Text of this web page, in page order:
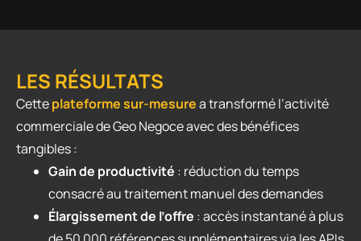
LES RÉSULTATS
Cetteplateforme sur-mesurea transformé l’activité
commerciale de Geo Negoce avec des bénéfices
tangibles :
Gain de productivité : réduction du temps
consacré au traitement manuel des demandes
Élargissement de l’offre : accès instantané à plus